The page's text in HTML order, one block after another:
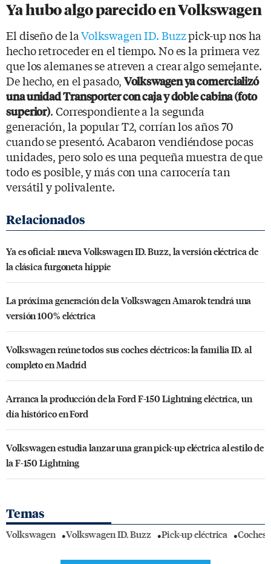
Ya hubo algo parecido en Volkswagen
El diseño de laVolkswagen ID. Buzzpick-up nos ha
hecho retroceder en el tiempo. No es la primera vez
que los alemanes se atreven a crear algo semejante.
De hecho, en el pasado, Volkswagen ya comercializó
una unidad Transporter con caja y doble cabina (foto
superior). Correspondiente a la segunda
generación, la popular T2, corrían los años 70
cuando se presentó. Acabaron vendiéndose pocas
unidades, pero solo es una pequeña muestra de que
todo es posible, y más con una carrocería tan
versátil y polivalente.
Ya es oficial: nueva Volkswagen ID. Buzz, la versión eléctrica de
la clásica furgoneta hippie
La próxima generación de la Volkswagen Amarok tendrá una
versión 100% eléctrica
Volkswagen reúne todos sus coches eléctricos: la familia ID. al
completo en Madrid
Arranca la producción de la Ford F-150 Lightning eléctrica, un
día histórico en Ford
Volkswagen estudia lanzar una gran pick-up eléctrica al estilo de
la F-150 Lightning
Temas
Volkswagen Volkswagen ID. Buzz Pick-up eléctrica Coches